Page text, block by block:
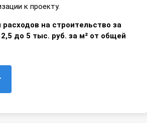
к проекту.
на строительство за
до 5 тыс. руб. за м² от общей